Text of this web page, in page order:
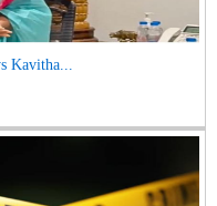
Kavitha...